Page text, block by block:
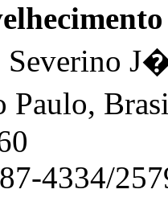
Severino
4334/